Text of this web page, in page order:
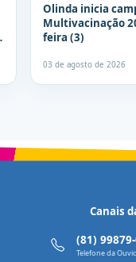
Olinda inicia
Multivacinação
feira (3)
03 de agosto de 2026
Canais
(81)
Telefone da